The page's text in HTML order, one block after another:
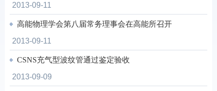
2013-09-11
高能物理学会第八届常务理事会在高能所召开
2013-09-11
CSNS充气型波纹管通过鉴定验收
2013-09-09